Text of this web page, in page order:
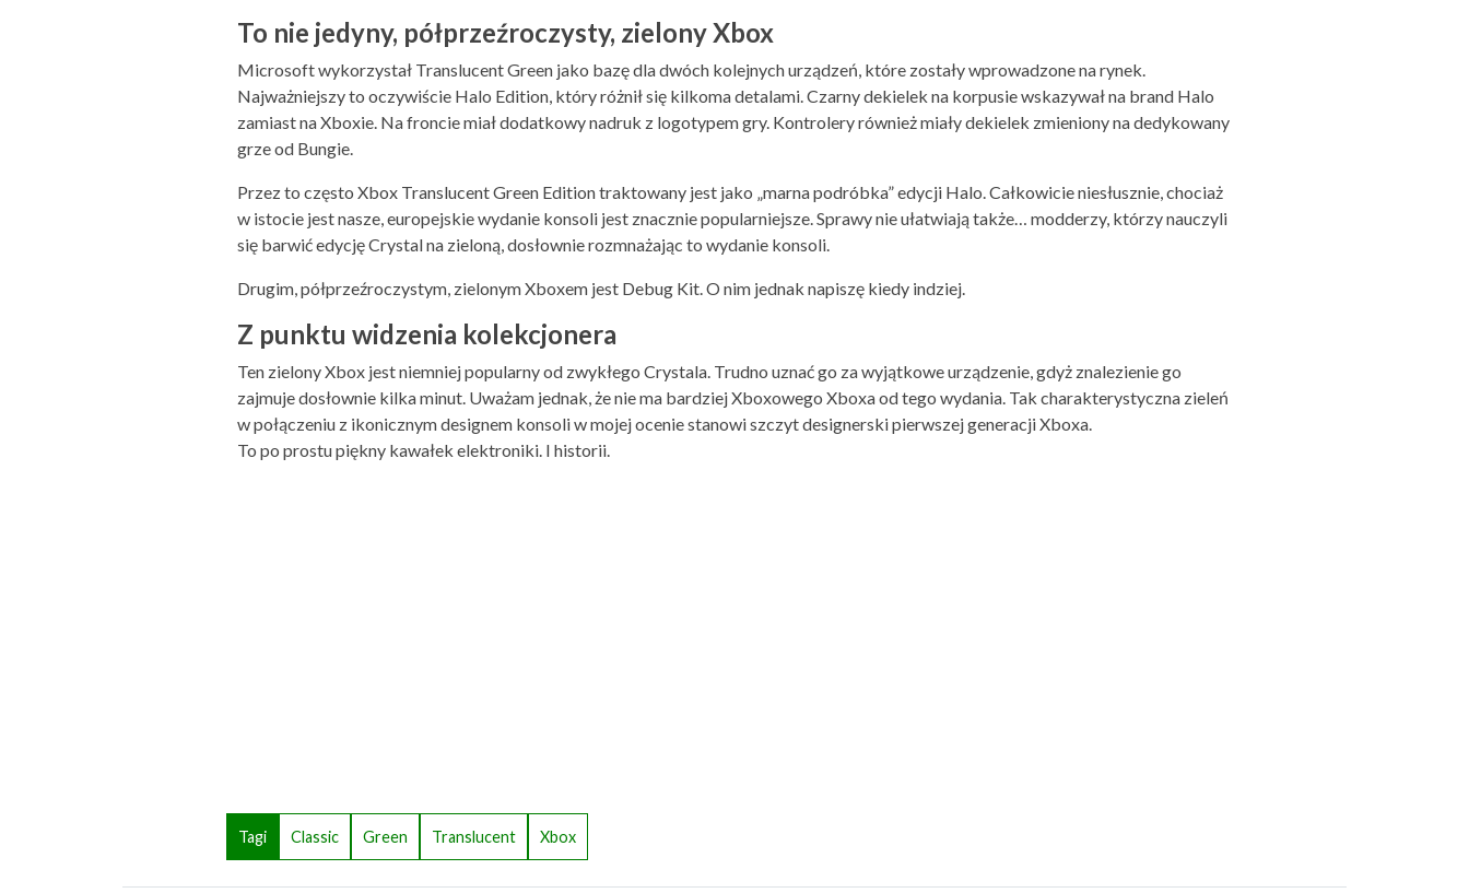
To nie jedyny, półprzeźroczysty, zielony Xbox
Microsoft wykorzystał Translucent Green jako bazę dla dwóch kolejnych urządzeń, które zostały wprowadzone na rynek.
Najważniejszy to oczywiście Halo Edition, który różnił się kilkoma detalami. Czarny dekielek na korpusie wskazywał na brand Halo
zamiast na Xboxie. Na froncie miał dodatkowy nadruk z logotypem gry. Kontrolery również miały dekielek zmieniony na dedykowany
grze od Bungie.
Przez to często Xbox Translucent Green Edition traktowany jest jako „marna podróbka” edycji Halo. Całkowicie niesłusznie, chociaż
w istocie jest nasze, europejskie wydanie konsoli jest znacznie popularniejsze. Sprawy nie ułatwiają także… modderzy, którzy nauczyli
się barwić edycję Crystal na zieloną, dosłownie rozmnażając to wydanie konsoli.
Drugim, półprzeźroczystym, zielonym Xboxem jest Debug Kit. O nim jednak napiszę kiedy indziej.
Z punktu widzenia kolekcjonera
Ten zielony Xbox jest niemniej popularny od zwykłego Crystala. Trudno uznać go za wyjątkowe urządzenie, gdyż znalezienie go
zajmuje dosłownie kilka minut. Uważam jednak, że nie ma bardziej Xboxowego Xboxa od tego wydania. Tak charakterystyczna zieleń
w połączeniu z ikonicznym designem konsoli w mojej ocenie stanowi szczyt designerski pierwszej generacji Xboxa.
To po prostu piękny kawałek elektroniki. I historii.
Tagi Classic Green Translucent Xbox